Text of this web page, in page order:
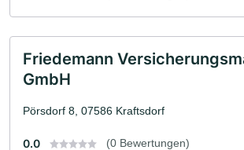
Friedemann
GmbH
Pörsdorf 8, 07586 Kraftsdorf
0.0 (0 Bewertungen)